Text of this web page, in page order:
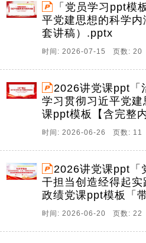
「党员学习ppt模
平党建思想的科学
套讲稿）.pptx
时间: 2026-07-15 页数: 20
2026讲党课ppt「
学习贯彻习近平党
课ppt模板【含完整
时间: 2026-06-26 页数: 11
2026讲党课ppt「
干担当创造经得起
政绩党课ppt模板「
时间: 2026-06-20 页数: 22